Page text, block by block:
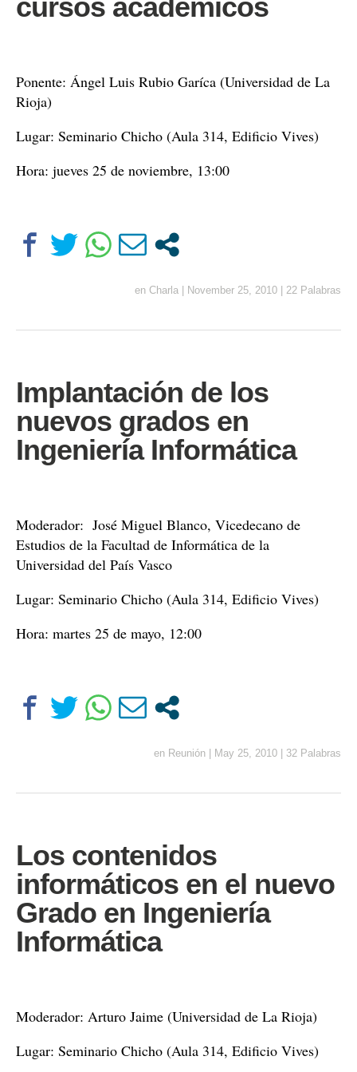
cursos académicos
Ponente: Ángel Luis Rubio Garíca (Universidad de La
Rioja)
Lugar: Seminario Chicho (Aula 314, Edificio Vives)
Hora: jueves 25 de noviembre, 13:00
en Charla November 25, 2010 22 Palabras
Implantación de los
nuevos grados en
Ingeniería Informática
Moderador: José Miguel Blanco, Vicedecano de
Estudios de la Facultad de Informática de la
Universidad del País Vasco
Lugar: Seminario Chicho (Aula 314, Edificio Vives)
Hora: martes 25 de mayo, 12:00
en Reunión May 25, 2010 32 Palabras
Los contenidos
informáticos en el nuevo
Grado en Ingeniería
Informática
Moderador: Arturo Jaime (Universidad de La Rioja)
Lugar: Seminario Chicho (Aula 314, Edificio Vives)